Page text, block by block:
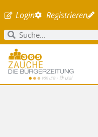
Login Registrieren